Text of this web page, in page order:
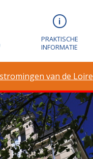
PRAKTISCHE
INFORMATIE
van de Loire